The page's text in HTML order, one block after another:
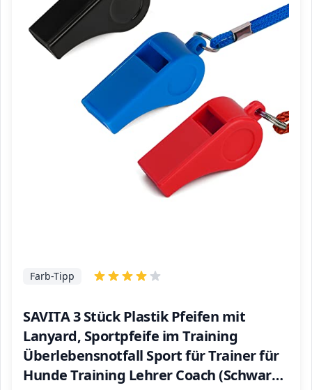
SAVITA 3 Stück Plastik Pfeifen mit
Lanyard, Sportpfeife im Training
Überlebensnotfall Sport für Trainer für
Hunde Training Lehrer Coach (Schwarz,
Farb-Tipp